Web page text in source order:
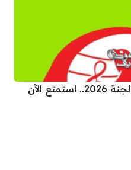
اضبط اشارة تردد قناة طيور الجنة 2026.. استمتع الآن